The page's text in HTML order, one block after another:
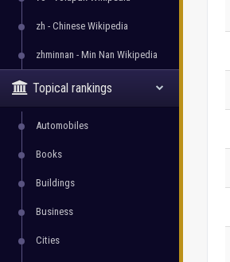
zh - Chinese Wikipedia
zhminnan - Min Nan Wikipedia
Topical rankings
Automobiles
Books
Buildings
Business
Cities